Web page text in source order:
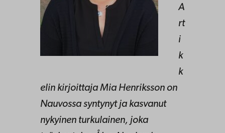
A
rt
i
k
k
elin kirjoittaja Mia Henriksson on
Nauvossa syntynyt ja kasvanut
nykyinen turkulainen, joka